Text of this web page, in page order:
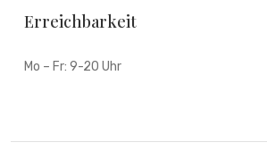
Erreichbarkeit
Mo – Fr: 9-20 Uhr